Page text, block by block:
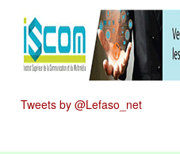
Tweets by @Lefaso_net